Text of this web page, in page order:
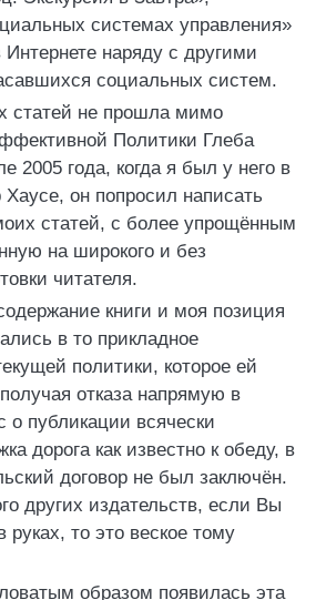
системах управления»
наряду с другими
социальных систем.
статей не прошла мимо
Политики Глеба
2005 года, когда я был у него в
Хаусе, он попросил написать
статей, с более упрощённым
на широкого и без
читателя.
книги и моя позиция
в то прикладное
политики, которое ей
отказа напрямую в
о публикации всячески
дорога как известно к обеду, в
договор не был заключён.
других издательств, если Вы
руках, то это веское тому
образом появилась эта